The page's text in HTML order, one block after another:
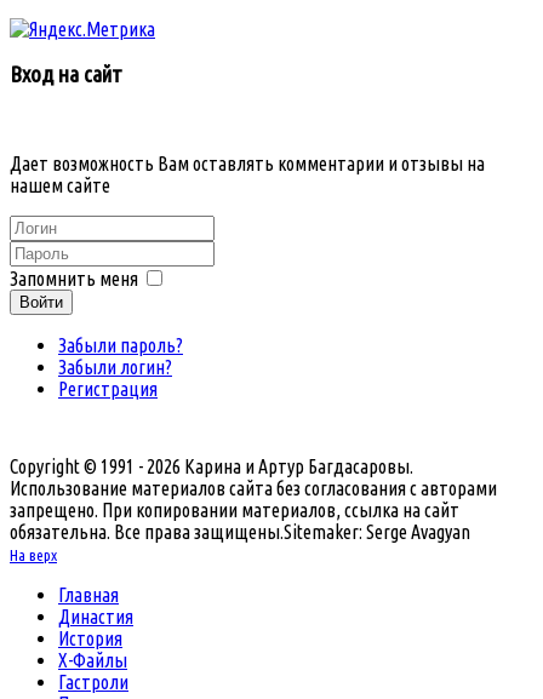
Вход на сайт
Дает возможность Вам оставлять комментарии и отзывы на
нашем сайте
Запомнить меня
Войти
Забыли пароль?
Забыли логин?
Регистрация
Copyright © 1991 - 2026 Карина и Артур Багдасаровы.
Использование материалов сайта без согласования с авторами
запрещено. При копировании материалов, ссылка на сайт
обязательна. Все права защищены.Sitemaker: Serge Avagyan
На верх
Главная
Династия
История
Х-Файлы
Гастроли